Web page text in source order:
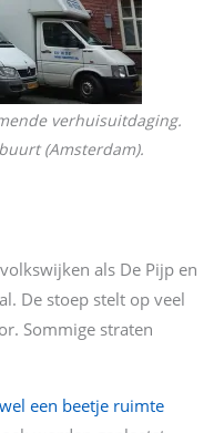
verhuisuitdaging.
(Amsterdam).
als De Pijp en
De stoep stelt op veel
Sommige straten
een beetje ruimte